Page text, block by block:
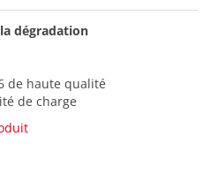
dégradation
de haute qualité
de charge